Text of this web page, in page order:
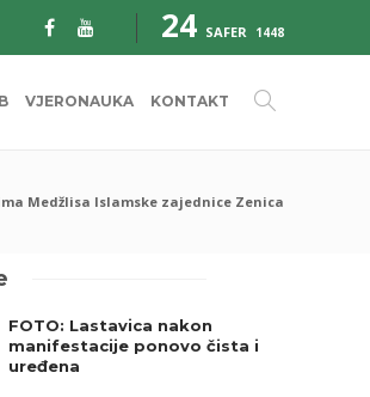
24 SAFER 1448
VJERONAUKA KONTAKT
Medžlisa Islamske zajednice Zenica
FOTO: Lastavica nakon
manifestacije ponovo čista i
uređena